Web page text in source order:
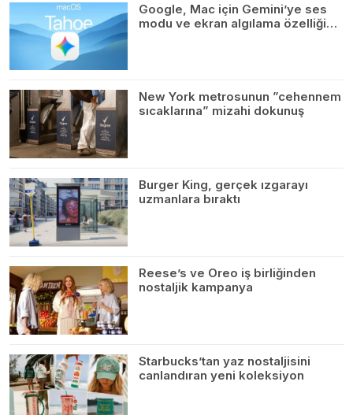
Google, Mac için Gemini’ye ses
modu ve ekran algılama özelliği…
New York metrosunun ”cehennem
sıcaklarına” mizahi dokunuş
Burger King, gerçek ızgarayı
uzmanlara bıraktı
Reese’s ve Oreo iş birliğinden
nostaljik kampanya
Starbucks’tan yaz nostaljisini
canlandıran yeni koleksiyon